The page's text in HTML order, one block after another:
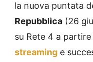
la nuova puntata
Repubblica (26
su Rete 4 a
streaming e